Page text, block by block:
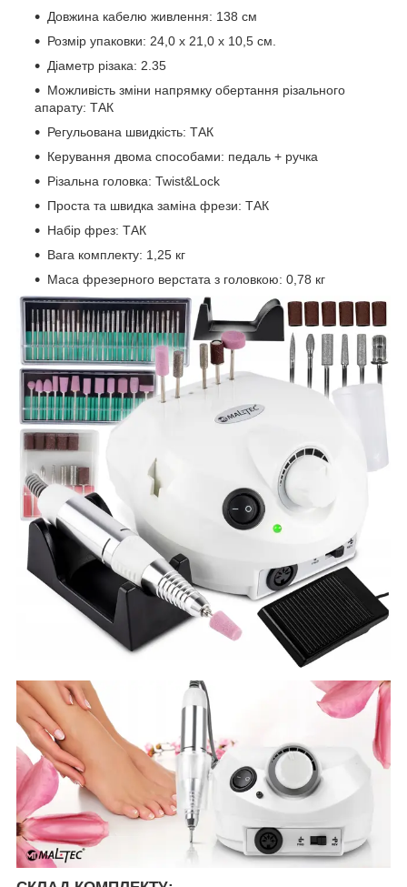
Довжина кабелю живлення: 138 см
Розмір упаковки: 24,0 x 21,0 x 10,5 см.
Діаметр різака: 2.35
Можливість зміни напрямку обертання різального
апарату: ТАК
Регульована швидкість: ТАК
Керування двома способами: педаль + ручка
Різальна головка: Twist&Lock
Проста та швидка заміна фрези: ТАК
Набір фрез: ТАК
Вага комплекту: 1,25 кг
Маса фрезерного верстата з головкою: 0,78 кг